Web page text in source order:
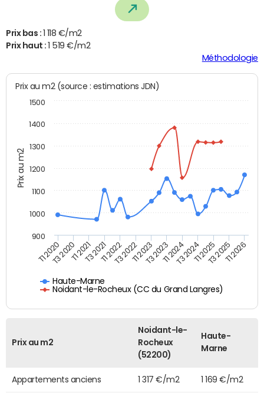
Prix bas : 1 118 €/m2
Prix haut :1 519 €/m2
Méthodologie
Prix au m2
Prix au m2 (source : estimations JDN)
Haute-Marne
Noidant-le-Rocheux (CC du Grand Langres)
T1 2020T3 2020T1 2021T3 2021T1 2022T3 2022T1 2023T3 2023T1 2024T3 2024T1 2025T3 2025T1 2026
900
1000
1100
1200
1300
1400
1500
Prix au m2
Noidant-le-
Rocheux
(52200)
Haute-
Marne
Appartements anciens 1 317 €/m2 1 169 €/m2